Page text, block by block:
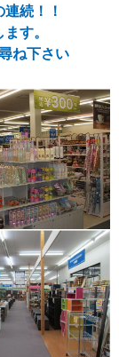
続！！
す。
ね下さい